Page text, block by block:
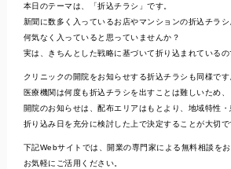
本日のテーマは、「折込チラシ」です。
新聞に数多く入っているお店やマンションの折込チラシ
何気なく入っていると思っていませんか？
実は、きちんとした戦略に基づいて折り込まれているの
クリニックの開院をお知らせする折込チラシも同様です
医療機関は何度も折込チラシを出すことは難しいため、
開院のお知らせは、配布エリアはもとより、地域特性・
折り込み日を充分に検討した上で決定することが大切で
下記Webサイトでは、開業の専門家による無料相談をお
お気軽にご活用ください。